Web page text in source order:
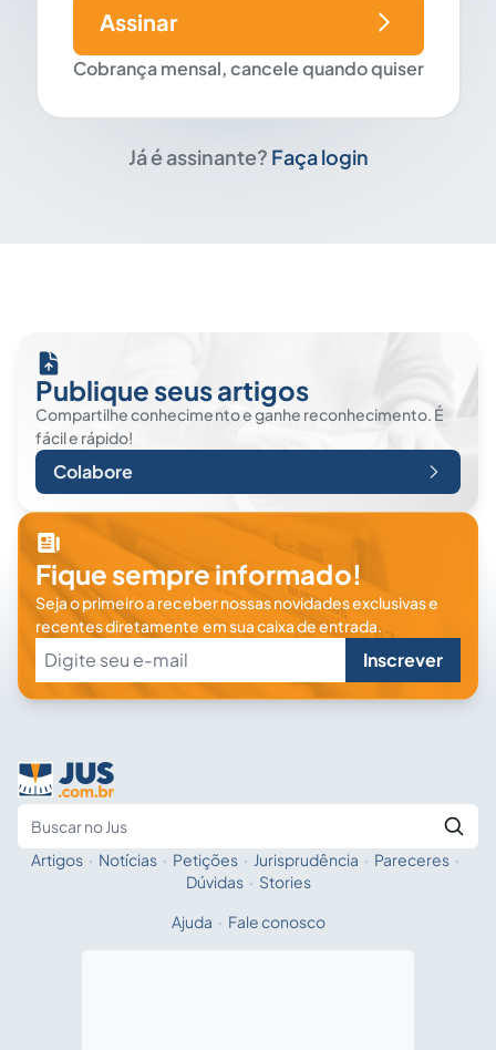
Cobrança mensal, cancele quando quiser
Assinar
Já é assinante? Faça login
Publique seus artigos
Compartilhe conhecimento e ganhe reconhecimento. É
fácil e rápido!
Colabore
Fique sempre informado!
Seja o primeiro a receber nossas novidades exclusivas e
recentes diretamente em sua caixa de entrada.
Inscrever
Fale com a IA
Artigos · Notícias · Petições · Jurisprudência · Pareceres ·
Dúvidas · Stories
Ajuda · Fale conosco